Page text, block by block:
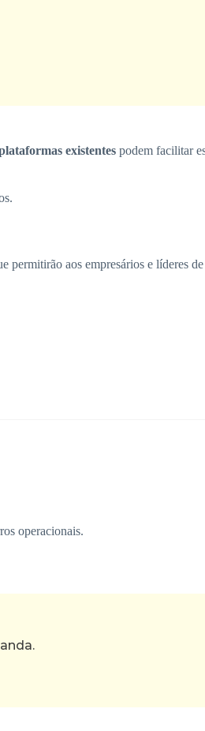
existentes podem facilitar
permitirão aos empresários e líderes
operacionais.